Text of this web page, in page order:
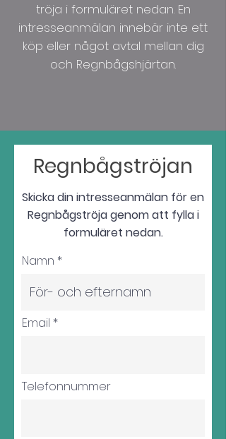
tröja i formuläret nedan. En
intresseanmälan innebär inte ett
köp eller något avtal mellan dig
och Regnbågshjärtan.
Regnbågströjan
Skicka din intresseanmälan för en
Regnbågströja genom att fylla i
formuläret nedan.
Namn
Email
Telefonnummer